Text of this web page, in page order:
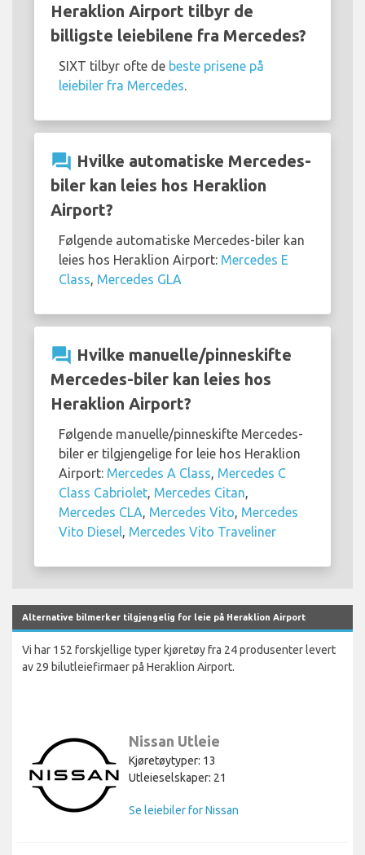
Heraklion Airport tilbyr de
billigste leiebilene fra Mercedes?
SIXT tilbyr ofte de beste prisene på
leiebiler fra Mercedes
question_answer Hvilke automatiske Mercedes-
biler kan leies hos Heraklion
Airport?
Følgende automatiske Mercedes-biler kan
leies hos Heraklion Airport: Mercedes E
Class Mercedes GLA
question_answer Hvilke manuelle/pinneskifte
Mercedes-biler kan leies hos
Heraklion Airport?
Følgende manuelle/pinneskifte Mercedes-
biler er tilgjengelige for leie hos Heraklion
Airport: Mercedes A Class Mercedes C
Class Cabriolet Mercedes Citan
Mercedes CLA Mercedes Vito Mercedes
Vito Diesel
Mercedes Vito Traveliner
Alternative bilmerker tilgjengelig for leie på Heraklion Airport
Vi har 152 forskjellige typer kjøretøy fra 24 produsenter levert
av 29 bilutleiefirmaer på Heraklion Airport.
Nissan Utleie
Kjøretøytyper: 13
Utleieselskaper: 21
Se leiebiler for Nissan